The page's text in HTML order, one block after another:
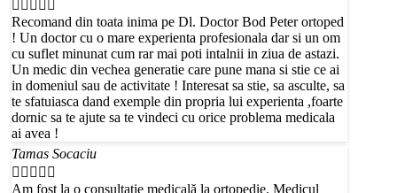
    
Recomand din toata inima pe Dl. Doctor Bod Peter ortoped
! Un doctor cu o mare experienta profesionala dar si un om
cu suflet minunat cum rar mai poti intalnii in ziua de astazi.
Un medic din vechea generatie care pune mana si stie ce ai
in domeniul sau de activitate ! Interesat sa stie, sa asculte, sa
te sfatuiasca dand exemple din propria lui experienta ,foarte
dornic sa te ajute sa te vindeci cu orice problema medicala
ai avea !
Tamas Socaciu
    
Am fost la o consultație medicală la ortopedie. Medicul